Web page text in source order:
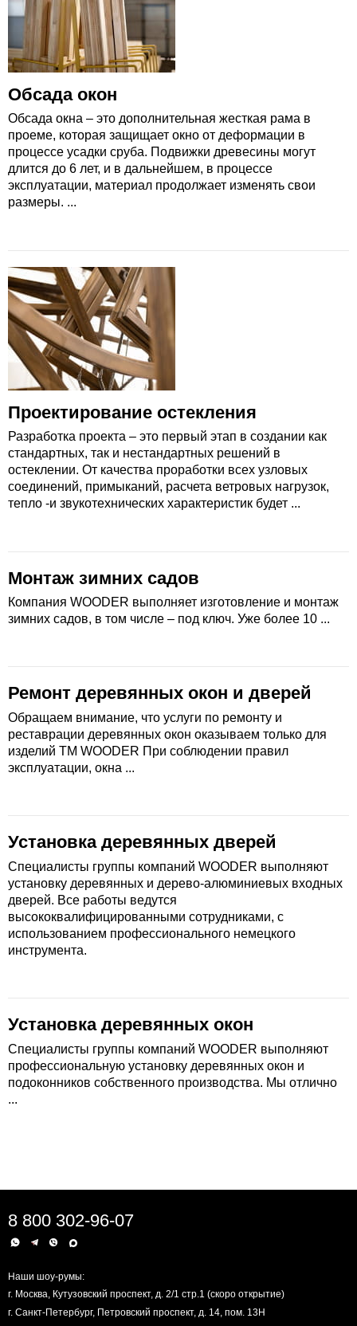
Обсада окон
Обсада окна – это дополнительная жесткая рама в
проеме, которая защищает окно от деформации в
процессе усадки сруба. Подвижки древесины могут
длится до 6 лет, и в дальнейшем, в процессе
эксплуатации, материал продолжает изменять свои
размеры. ...
Проектирование остекления
Разработка проекта – это первый этап в создании как
стандартных, так и нестандартных решений в
остеклении. От качества проработки всех узловых
соединений, примыканий, расчета ветровых нагрузок,
тепло -и звукотехнических характеристик будет ...
Монтаж зимних садов
Компания WOODER выполняет изготовление и монтаж
зимних садов, в том числе – под ключ. Уже более 10 ...
Ремонт деревянных окон и дверей
Обращаем внимание, что услуги по ремонту и
реставрации деревянных окон оказываем только для
изделий ТМ WOODER При соблюдении правил
эксплуатации, окна ...
Установка деревянных дверей
Специалисты группы компаний WOODER выполняют
установку деревянных и дерево-алюминиевых входных
дверей. Все работы ведутся
высококвалифицированными сотрудниками, с
использованием профессионального немецкого
инструмента.
Установка деревянных окон
Специалисты группы компаний WOODER выполняют
профессиональную установку деревянных окон и
подоконников собственного производства. Мы отлично
...
8 800 302-96-07
Наши шоу-румы:
г. Москва, Кутузовский проспект, д. 2/1 стр.1 (скоро открытие)
г. Санкт-Петербург, Петровский проспект, д. 14, пом. 13Н